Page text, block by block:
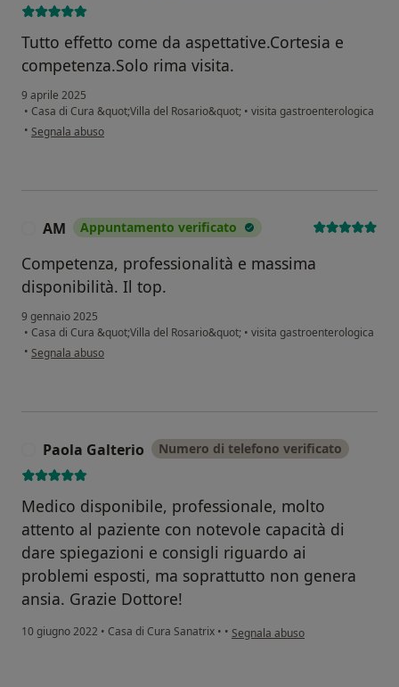
Tutto effetto come da aspettative.Cortesia e
competenza.Solo rima visita.
9 aprile 2025
• Casa di Cura &quot;Villa del Rosario&quot; • visita gastroenterologica
• secondo l'opinione dell'utente Flavio Daroda
Segnala abuso
AM Appuntamento verificato
Competenza, professionalità e massima
disponibilità. Il top.
9 gennaio 2025
• Casa di Cura &quot;Villa del Rosario&quot; • visita gastroenterologica
• secondo l'opinione dell'utente AM
Segnala abuso
Paola Galterio Numero di telefono verificato
Medico disponibile, professionale, molto
attento al paziente con notevole capacità di
dare spiegazioni e consigli riguardo ai
problemi esposti, ma soprattutto non genera
ansia. Grazie Dottore!
10 giugno 2022 • Casa di Cura Sanatrix • • secondo l'opinione dell'utente
Segnala abuso